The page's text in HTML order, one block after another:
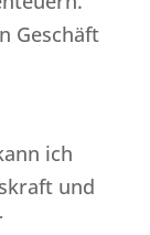
Geschäft
ich
und